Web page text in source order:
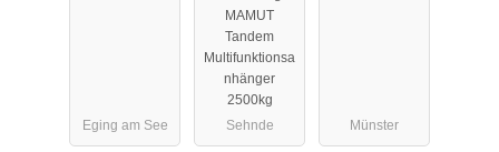
Eging am See
500kg
MAMUT
Tandem
Multifunktionsa
nhänger
2500kg
Sehnde
Münster